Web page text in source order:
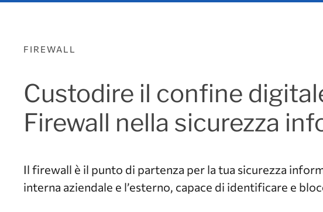
FIREWALL
Custodire il confine
Firewall nella sicurezza
Il firewall è il punto di partenza per la tua sicurezza
interna aziendale e l’esterno, capace di identificare e